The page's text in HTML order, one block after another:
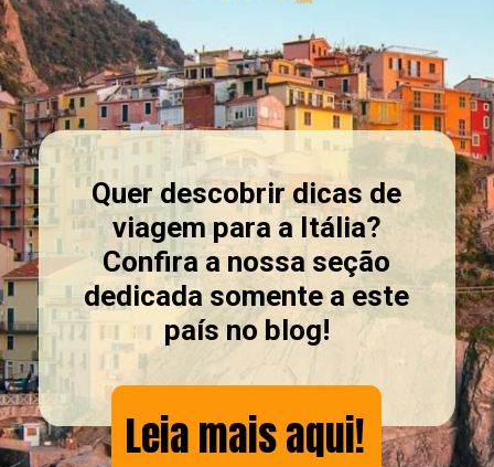
Quer descobrir dicas de
viagem para a Itália?
Confira a nossa seção
dedicada somente a este
país no blog!
Leia mais aqui!